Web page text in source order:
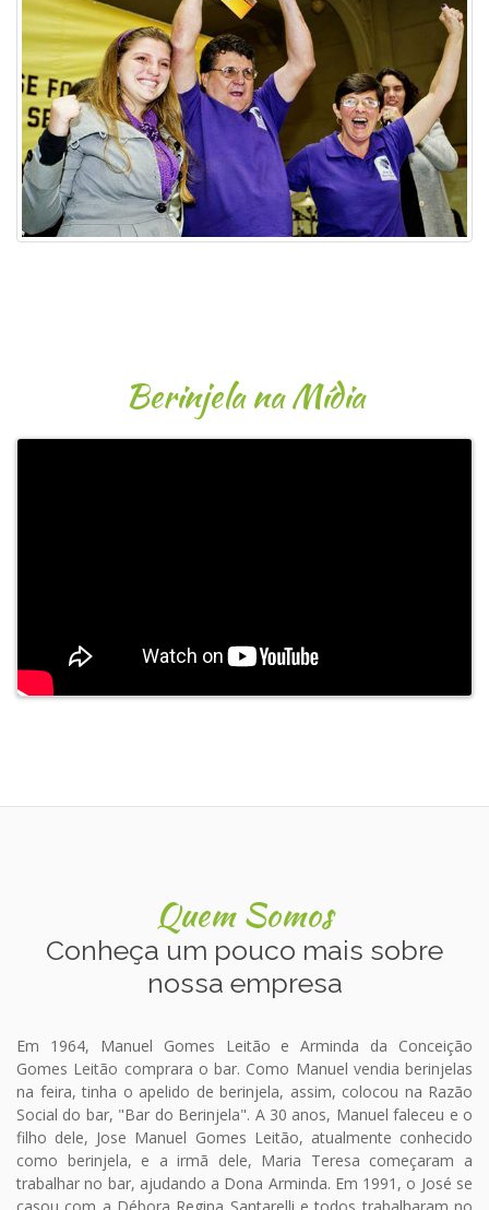
Berinjela na Mídia
Quem Somos
Conheça um pouco mais sobre
nossa empresa
Em 1964, Manuel Gomes Leitão e Arminda da Conceição
Gomes Leitão comprara o bar. Como Manuel vendia berinjelas
na feira, tinha o apelido de berinjela, assim, colocou na Razão
Social do bar, "Bar do Berinjela". A 30 anos, Manuel faleceu e o
filho dele, Jose Manuel Gomes Leitão, atualmente conhecido
como berinjela, e a irmã dele, Maria Teresa começaram a
trabalhar no bar, ajudando a Dona Arminda. Em 1991, o José se